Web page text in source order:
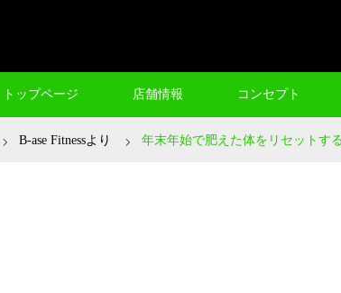
トップページ 店舗情報 コンセプト
B-ase Fitnessより 年末年始で肥えた体をリセットす